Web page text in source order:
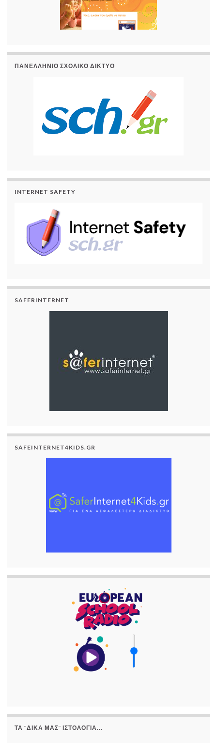
ΠΑΝΕΛΛΉΝΙΟ ΣΧΟΛΙΚΌ ΔΊΚΤΥΟ
INTERNET SAFETY
SAFERINTERNET
SAFEINTERNET4KIDS.GR
ΤΑ ¨ΔΙΚΆ ΜΑΣ¨ ΙΣΤΟΛΌΓΙΑ...